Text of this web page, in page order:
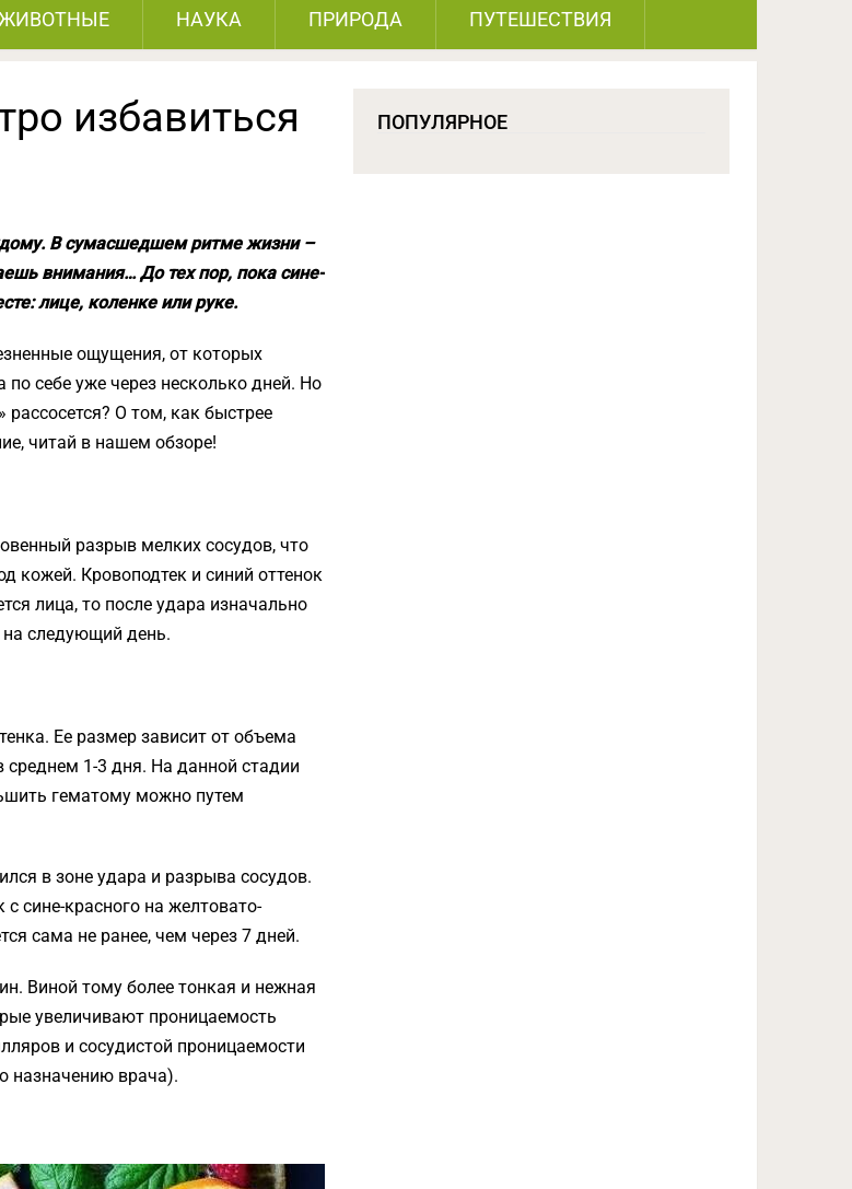
НАУКА ПРИРОДА ПУТЕШЕСТВИЯ
избавиться
В сумасшедшем ритме жизни –
внимания… До тех пор, пока сине-
лице, коленке или руке.
ощущения, от которых
по себе уже через несколько дней. Но
рассосется? О том, как быстрее
читай в нашем обзоре!
разрыв мелких сосудов, что
кожей. Кровоподтек и синий оттенок
лица, то после удара изначально
на следующий день.
Ее размер зависит от объема
1-3 дня. На данной стадии
гематому можно путем
в зоне удара и разрыва сосудов.
с сине-красного на желтовато-
сама не ранее, чем через 7 дней.
Виной тому более тонкая и нежная
увеличивают проницаемость
и сосудистой проницаемости
назначению врача).
ПОПУЛЯРНОЕ